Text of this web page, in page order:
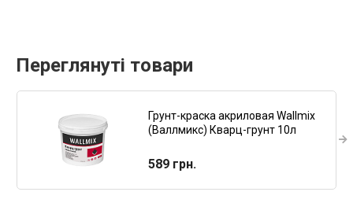
Переглянуті товари
Грунт-краска акриловая Wallmix
(Валлмикс) Кварц-грунт 10л
589 грн.